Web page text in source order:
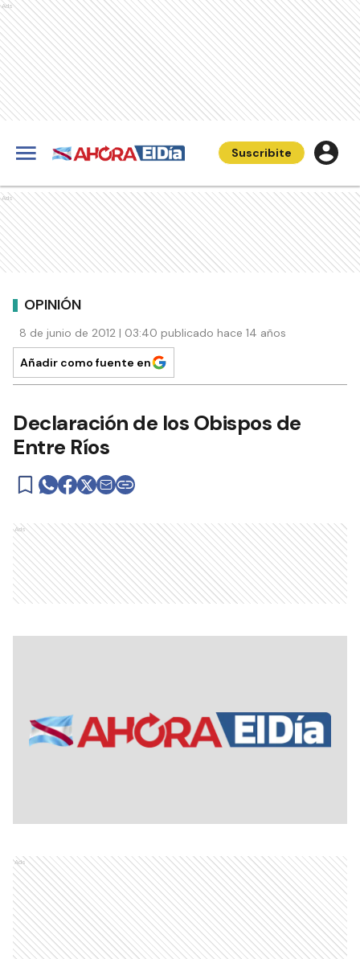
Ads
Suscribite
Ads
OPINIÓN
8 de junio de 2012 | 03:40 publicado hace 14 años
Añadir como fuente en
Declaración de los Obispos de
Entre Ríos
Ads
Ads